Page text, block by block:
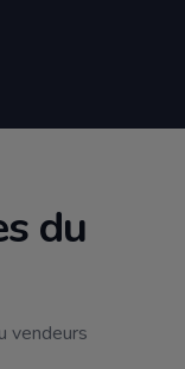
du
vendeurs